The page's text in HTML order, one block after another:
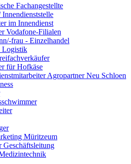
Fachangestellte
im Innendienst
Vodafone-Filialen
frau - Einzelhandel
Logistik
für Hofkäse
Agropartner Neu Schloen
Müritzeum
Geschäftsleitung